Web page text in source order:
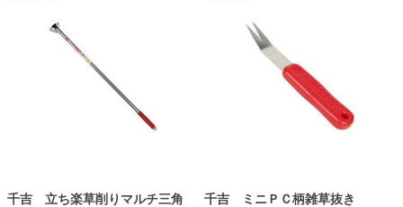
千吉 立ち楽草削りマルチ三角 千吉 ミニＰＣ柄雑草抜き